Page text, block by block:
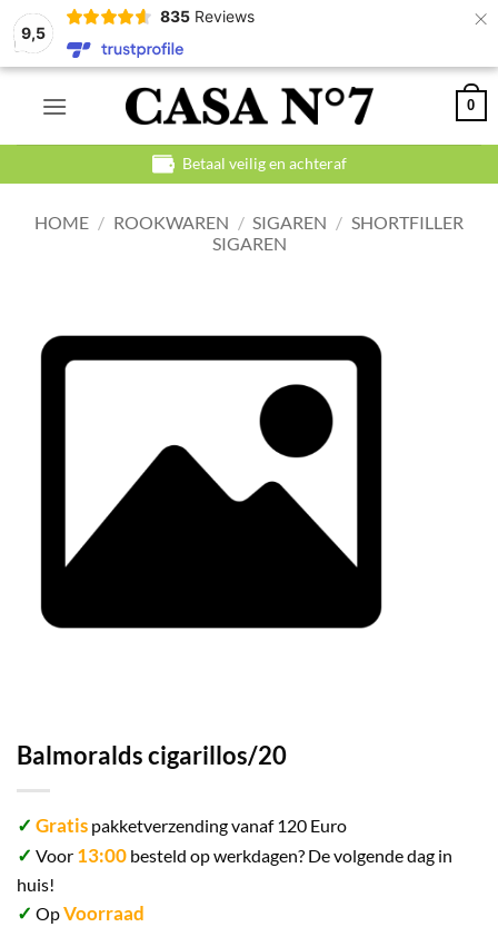
9,5
835 Reviews ×
Ga
0
Betaal veilig en achteraf
HOME / ROOKWAREN / SIGAREN / SHORTFILLER
SIGAREN
Balmoralds cigarillos/20
✓ Gratis pakketverzending vanaf 120 Euro
✓ Voor 13:00 besteld op werkdagen? De volgende dag in
huis!
✓ OpVoorraad